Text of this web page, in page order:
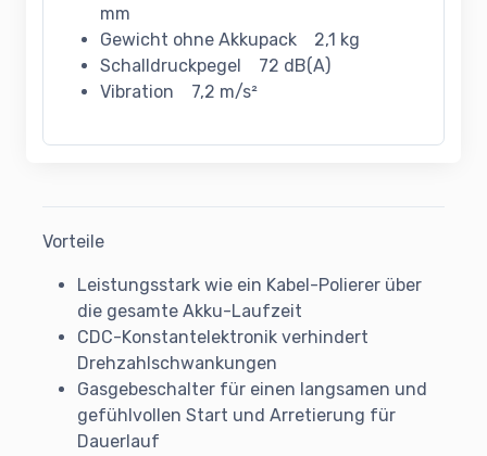
mm
Gewicht ohne Akkupack 2,1 kg
Schalldruckpegel 72 dB(A)
Vibration 7,2 m/s²
Vorteile
Leistungsstark wie ein Kabel-Polierer über
die gesamte Akku-Laufzeit
CDC-Konstantelektronik verhindert
Drehzahlschwankungen
Gasgebeschalter für einen langsamen und
gefühlvollen Start und Arretierung für
Dauerlauf